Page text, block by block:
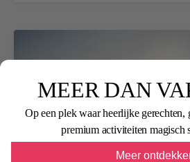
MEER DAN
Op een plek waar heerlijke gerechten,
premium activiteiten magisch
Meer